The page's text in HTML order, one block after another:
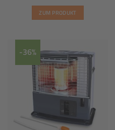
ZUM PRODUKT
-36%